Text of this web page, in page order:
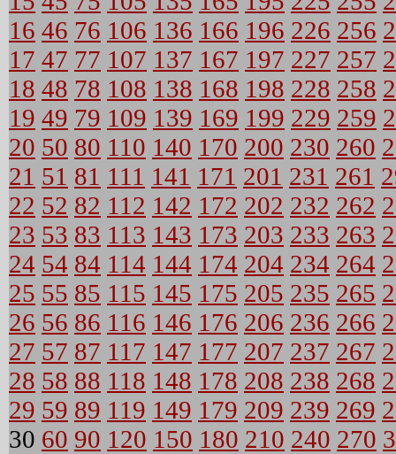
16 46 76 106 136 166 196 226 256
17 47 77 107 137 167 197 227 257
18 48 78 108 138 168 198 228 258
19 49 79 109 139 169 199 229 259
20 50 80 110 140 170 200 230 260
21 51 81 111 141 171 201 231 261
22 52 82 112 142 172 202 232 262
23 53 83 113 143 173 203 233 263
24 54 84 114 144 174 204 234 264
25 55 85 115 145 175 205 235 265
26 56 86 116 146 176 206 236 266
27 57 87 117 147 177 207 237 267
28 58 88 118 148 178 208 238 268
29 59 89 119 149 179 209 239 269
30 60 90 120 150 180 210 240 270